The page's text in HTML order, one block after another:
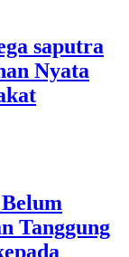
saputra
Nyata
Tanggung